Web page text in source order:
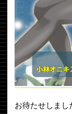
お待たせしまし